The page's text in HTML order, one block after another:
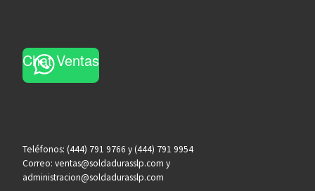
Chat Ventas
Teléfonos: (444) 791 9766 y (444) 791 9954
Correo: ventas@soldadurasslp.com y
administracion@soldadurasslp.com